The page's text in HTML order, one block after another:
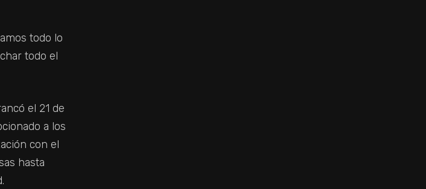
todo lo
todo el
el 21 de
a los
con el
hasta